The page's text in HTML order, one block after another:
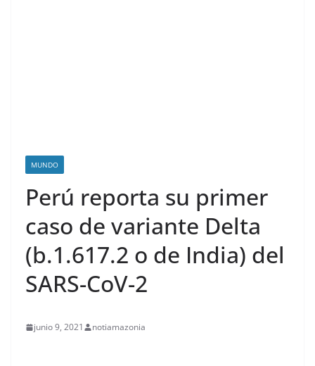
MUNDO
Perú reporta su primer
caso de variante Delta
(b.1.617.2 o de India) del
SARS-CoV-2
junio 9, 2021 notiamazonia